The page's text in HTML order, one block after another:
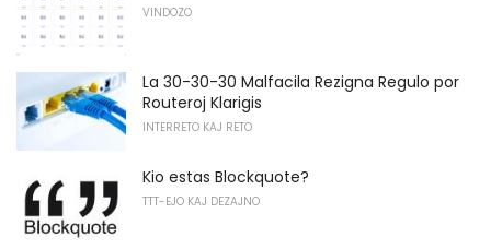
VINDOZO
La 30-30-30 Malfacila Rezigna Regulo por
Routeroj Klarigis
INTERRETO KAJ RETO
Kio estas Blockquote?
TTT-EJO KAJ DEZAJNO